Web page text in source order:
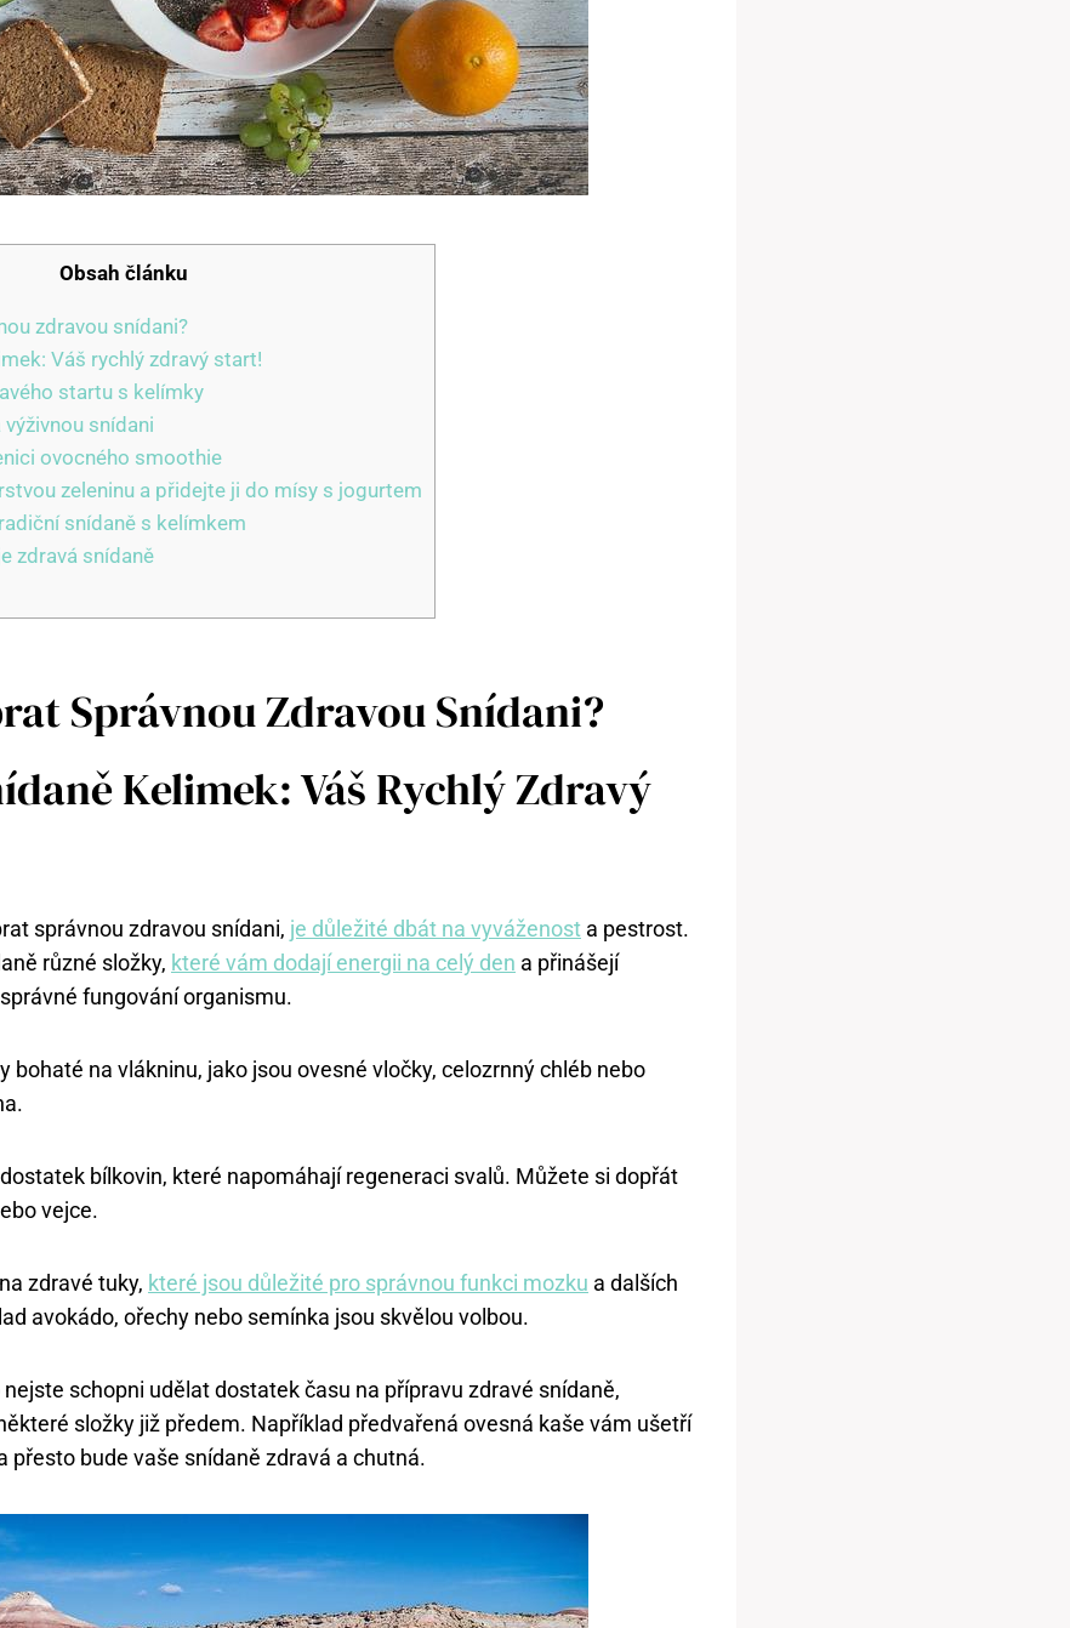
Obsah článku
zdravou snídani?
Váš rychlý zdravý start!
startu s kelímky
snídani
ovocného smoothie
zeleninu a přidejte ji do mísy s jogurtem
snídaně s kelímkem
zdravá snídaně
Správnou Zdravou Snídani?
Kelimek: Váš Rychlý Zdravý
správnou zdravou snídani, je důležité dbát na vyváženost a pestrost.
různé složky, které vám dodají energii na celý den a přinášejí
fungování organismu.
bohaté na vlákninu, jako jsou ovesné vločky, celozrnný chléb nebo
bílkovin, které napomáhají regeneraci svalů. Můžete si dopřát
vejce.
zdravé tuky, které jsou důležité pro správnou funkci mozku a dalších
avokádo, ořechy nebo semínka jsou skvělou volbou.
schopni udělat dostatek času na přípravu zdravé snídaně,
složky již předem. Například předvařená ovesná kaše vám ušetří
přesto bude vaše snídaně zdravá a chutná.